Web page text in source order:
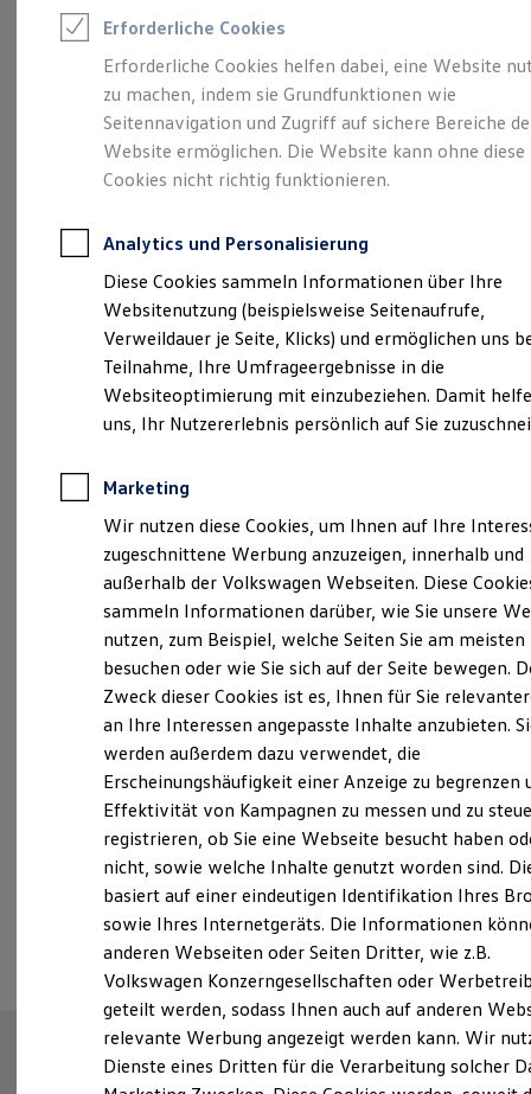
Saisonangebote
Leasing
Leasing-Angebote
Gebrauchtwagen Leasing
Junge Gebrauchtwagen-Leasing
Elektroauto Leasing
Kleinwagen-Leasing
Leasing ohne Anzahlung
Autokredit mit Schlussrate
Versicherungen und Garantien
Kfz-Versicherung
Restschuldversicherungen
Garantien
Wartungsverträge
Geschäftskunden
Professional Class bei Volkswagen
Großkunden
Behörden
Anpfiff zum Gewinn
Elektroautos
ID. Tutorials
Elektrofahrzeugkonzepte
Reichweite
Reichweite der ID. Modelle
Reichweite im Winter
Laden
Laden unterwegs
Laden Zuhause
Ladezeitensimulator
Batterie
Sicherheit
Garantie und Lebensdauer
Nachhaltigkeit
Technologie
Kosten und Kauf
Verbrauchskosten
Kaufoptionen
E-Auto-Förderung
Software und Konnektivität
Die ID. Software 6
ID. Software Versionen und Updates
Digitale Extras
Schnittstellen zu Ihrem ID.
Die ENERGY
Sondermodelle
Probefahrt vereinbaren
Fahrzeugangebot anfordern
Serviceanfrage stellen
Erforderliche Cookies
Erforderliche Cookies helfen dabei, eine Website
zu machen, indem sie Grundfunktionen wie
Seitennavigation und Zugriff auf sichere Bereiche
Website ermöglichen. Die Website kann ohne diese
Cookies nicht richtig funktionieren.
Analytics und Personalisierung
Diese Cookies sammeln Informationen über Ihre
Websitenutzung (beispielsweise Seitenaufrufe,
Verweildauer je Seite, Klicks) und ermöglichen uns
Teilnahme, Ihre Umfrageergebnisse in die
Websiteoptimierung mit einzubeziehen. Damit
uns, Ihr Nutzererlebnis persönlich auf Sie
Marketing
Wir nutzen diese Cookies, um Ihnen auf Ihre
zugeschnittene Werbung anzuzeigen, innerhalb und
außerhalb der Volkswagen Webseiten. Diese
sammeln Informationen darüber, wie Sie unsere
nutzen, zum Beispiel, welche Seiten Sie am meisten
besuchen oder wie Sie sich auf der Seite bewegen.
Zweck dieser Cookies ist es, Ihnen für Sie
an Ihre Interessen angepasste Inhalte anzubieten.
werden außerdem dazu verwendet, die
Erscheinungshäufigkeit einer Anzeige zu begrenzen
Effektivität von Kampagnen zu messen und zu
registrieren, ob Sie eine Webseite besucht haben
nicht, sowie welche Inhalte genutzt worden sind.
basiert auf einer eindeutigen Identifikation Ihres
sowie Ihres Internetgeräts. Die Informationen
anderen Webseiten oder Seiten Dritter, wie z.B.
Volkswagen Konzerngesellschaften oder
geteilt werden, sodass Ihnen auch auf anderen
relevante Werbung angezeigt werden kann. Wir
Dienste eines Dritten für die Verarbeitung solcher